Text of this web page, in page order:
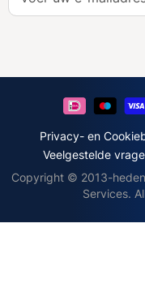
e
o
z
Privacy- en
Veelgestelde
Copyright © 2013-
Services.